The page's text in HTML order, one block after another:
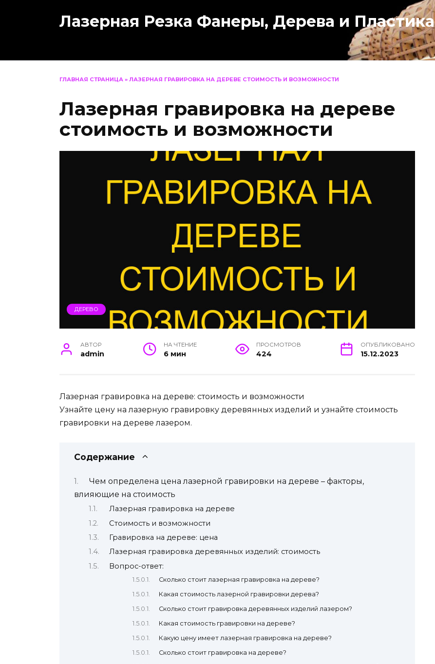
Лазерная Резка Фанеры, Дерева и Пластика
ГЛАВНАЯ СТРАНИЦА » ЛАЗЕРНАЯ ГРАВИРОВКА НА ДЕРЕВЕ СТОИМОСТЬ И ВОЗМОЖНОСТИ
Лазерная гравировка на дереве
стоимость и возможности
ДЕРЕВО
АВТОР
admin
НА ЧТЕНИЕ
6 мин
ПРОСМОТРОВ
424
ОПУБЛИКОВАНО
15.12.2023
Лазерная гравировка на дереве: стоимость и возможности
Узнайте цену на лазерную гравировку деревянных изделий и узнайте стоимость
гравировки на дереве лазером.
Содержание
Чем определена цена лазерной гравировки на дереве – факторы,
влияющие на стоимость
Лазерная гравировка на дереве
Стоимость и возможности
Гравировка на дереве: цена
Лазерная гравировка деревянных изделий: стоимость
Вопрос-ответ:
Сколько стоит лазерная гравировка на дереве?
Какая стоимость лазерной гравировки дерева?
Сколько стоит гравировка деревянных изделий лазером?
Какая стоимость гравировки на дереве?
Какую цену имеет лазерная гравировка на дереве?
Сколько стоит гравировка на дереве?